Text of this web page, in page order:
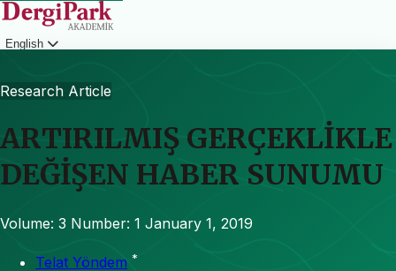
English
Research Article
ARTIRILMIŞ GERÇEKLİKLE
DEĞİŞEN HABER SUNUMU
Volume: 3 Number: 1 January 1, 2019
Telat Yöndem *